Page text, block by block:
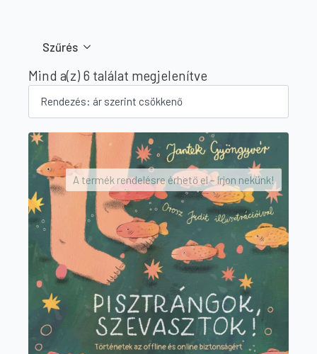
Szűrés
Mind a(z) 6 találat megjelenítve
high
to
low
A termék rendelésre érhető el – írjon nekünk!